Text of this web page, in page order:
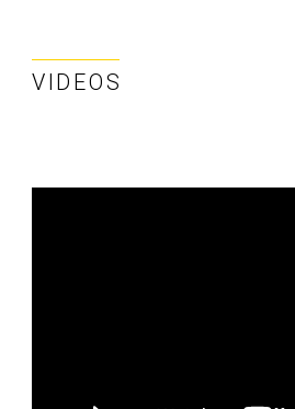
VIDEOS